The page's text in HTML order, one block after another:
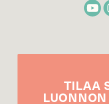
TILAA
LUONNON